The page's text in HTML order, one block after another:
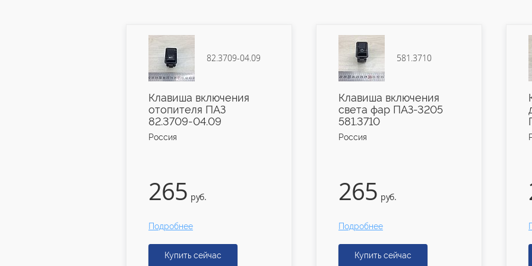
82.3709-04.09
Клавиша включения
отопителя ПАЗ
82.3709-04.09
Россия
265 руб.
Подробнее
Купить сейчас
581.3710
Клавиша включения
света фар ПАЗ-3205
581.3710
Россия
265 руб.
Подробнее
Купить сейчас